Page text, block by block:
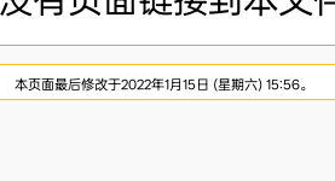
本页面最后修改于2022年1月15日 (星期六) 15:56。